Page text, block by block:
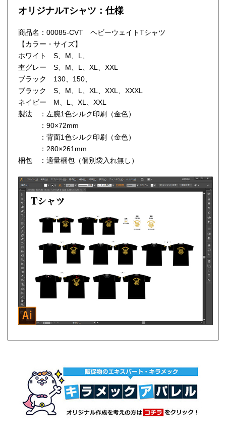
オリジナルTシャツ：仕様
商品名：00085-CVT ヘビーウェイトTシャツ
【カラー・サイズ】
ホワイト S、M、L、
杢グレー S、M、L、XL、XXL
ブラック 130、150、
ブラック S、M、L、XL、XXL、XXXL
ネイビー M、L、XL、XXL
製法 ：左腕1色シルク印刷（金色）
：90×72mm
：背面1色シルク印刷（金色）
：280×261mm
梱包 ：適量梱包（個別袋入れ無し）